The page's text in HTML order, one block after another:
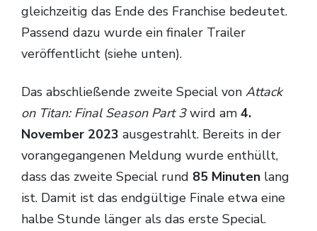
gleichzeitig das Ende des Franchise bedeutet.
Passend dazu wurde ein finaler Trailer
veröffentlicht (siehe unten).
Das abschließende zweite Special von Attack
on Titan: Final Season Part 3wird am 4.
November 2023 ausgestrahlt. Bereits in der
vorangegangenen Meldung wurde enthüllt,
dass das zweite Special rund 85 Minuten lang
ist. Damit ist das endgültige Finale etwa eine
halbe Stunde länger als das erste Special.